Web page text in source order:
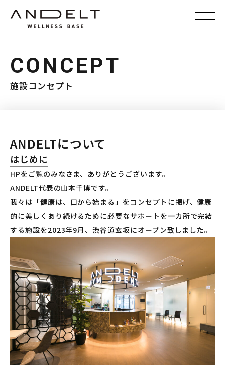
CONCEPT
施設コンセプト
ANDELTについて
はじめに
HPをご覧のみなさま、ありがとうございます。
ANDELT代表の山本千博です。
我々は「健康は、口から始まる」をコンセプトに掲げ、健康
的に美しくあり続けるために必要なサポートを一カ所で完結
する施設を2023年9月、渋谷道玄坂にオープン致しました。